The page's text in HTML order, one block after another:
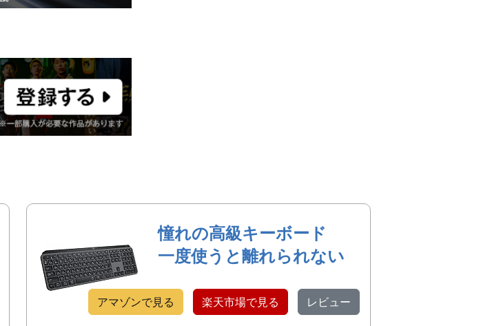
憧れの高級キーボード
一度使うと離れられない
アマゾンで見る 楽天市場で見る レビュー